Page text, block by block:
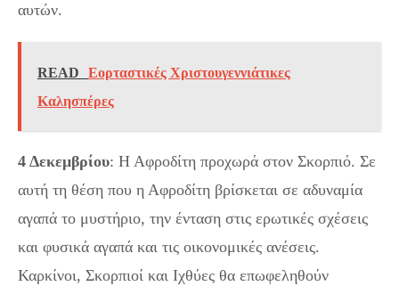
αυτών.
READ
Εορταστικές Χριστουγεννιάτικες
Καλησπέρες
4 Δεκεμβρίου: Η Αφροδίτη προχωρά στον Σκορπιό. Σε
αυτή τη θέση που η Αφροδίτη βρίσκεται σε αδυναμία
αγαπά το μυστήριο, την ένταση στις ερωτικές σχέσεις
και φυσικά αγαπά και τις οικονομικές ανέσεις.
Καρκίνοι, Σκορπιοί και Ιχθύες θα επωφεληθούν